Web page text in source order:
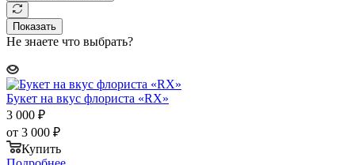
Показать
Не знаете что выбрать?
Букет на вкус флориста «RX»
3 000 ₽
от 3 000 ₽
Купить